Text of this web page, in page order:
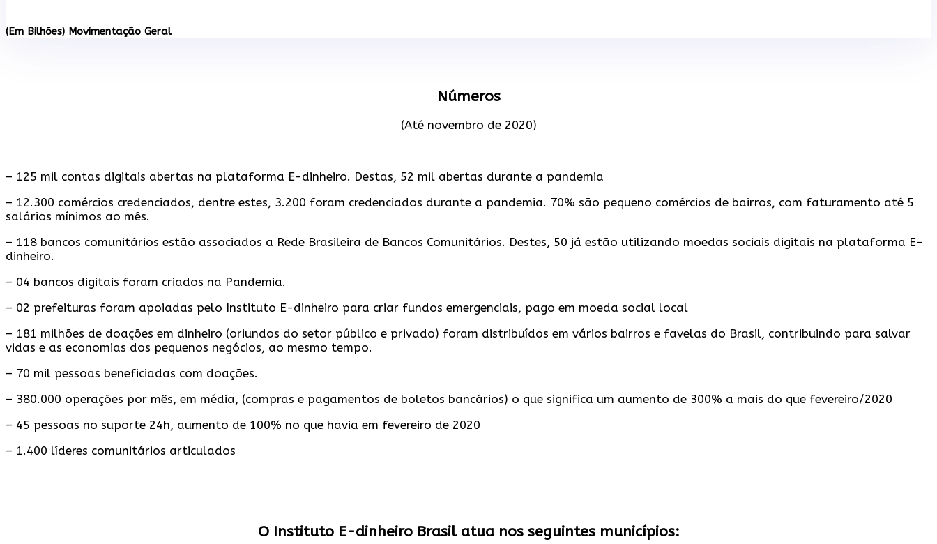
(Em Bilhões) Movimentação Geral
Números
(Até novembro de 2020)
– 125 mil contas digitais abertas na plataforma E-dinheiro. Destas, 52 mil abertas durante a pandemia
– 12.300 comércios credenciados, dentre estes, 3.200 foram credenciados durante a pandemia. 70% são pequeno comércios de bairros, com faturamento até 5
salários mínimos ao mês.
– 118 bancos comunitários estão associados a Rede Brasileira de Bancos Comunitários. Destes, 50 já estão utilizando moedas sociais digitais na plataforma E-
dinheiro.
– 04 bancos digitais foram criados na Pandemia.
– 02 prefeituras foram apoiadas pelo Instituto E-dinheiro para criar fundos emergenciais, pago em moeda social local
– 181 milhões de doações em dinheiro (oriundos do setor público e privado) foram distribuídos em vários bairros e favelas do Brasil, contribuindo para salvar
vidas e as economias dos pequenos negócios, ao mesmo tempo.
– 70 mil pessoas beneficiadas com doações.
– 380.000 operações por mês, em média, (compras e pagamentos de boletos bancários) o que significa um aumento de 300% a mais do que fevereiro/2020
– 45 pessoas no suporte 24h, aumento de 100% no que havia em fevereiro de 2020
– 1.400 líderes comunitários articulados
O Instituto E-dinheiro Brasil atua nos seguintes municípios: